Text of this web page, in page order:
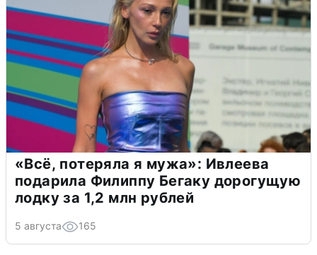
«Всё, потеряла я мужа»: Ивлеева
подарила Филиппу Бегаку дорогущую
лодку за 1,2 млн рублей
5 августа 165